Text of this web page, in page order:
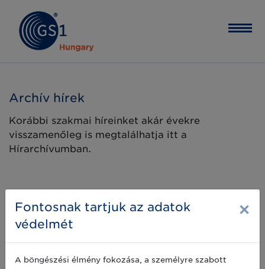
Archív hírek
Korábbi szakmai híreinket akár évekre
visszamenőleg is megtalálhatja itt a
Hírarchívumban.
Fontosnak tartjuk az adatok
védelmét
×
A böngészési élmény fokozása, a személyre szabott